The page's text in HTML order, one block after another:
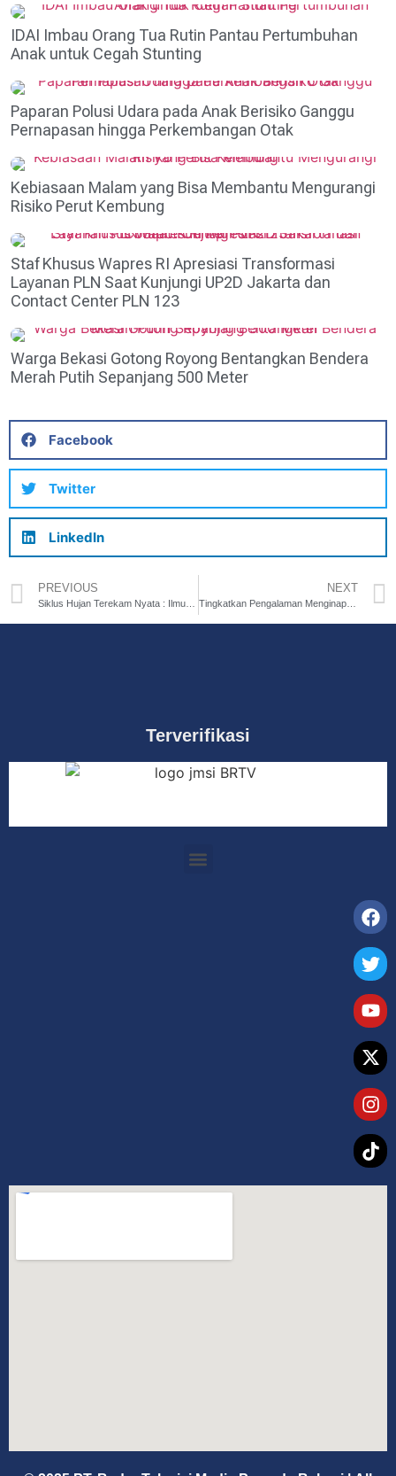
IDAI Imbau Orang Tua Rutin Pantau Pertumbuhan
Anak untuk Cegah Stunting
Paparan Polusi Udara pada Anak Berisiko Ganggu
Pernapasan hingga Perkembangan Otak
Kebiasaan Malam yang Bisa Membantu Mengurangi
Risiko Perut Kembung
Staf Khusus Wapres RI Apresiasi Transformasi
Layanan PLN Saat Kunjungi UP2D Jakarta dan
Contact Center PLN 123
Warga Bekasi Gotong Royong Bentangkan Bendera
Merah Putih Sepanjang 500 Meter
Facebook
Twitter
LinkedIn
PREVIOUS NEXT
Tingkatkan Pengalaman Menginap Dengan Upgrade Fasilitas di Harper Cikarang
Terverifikasi